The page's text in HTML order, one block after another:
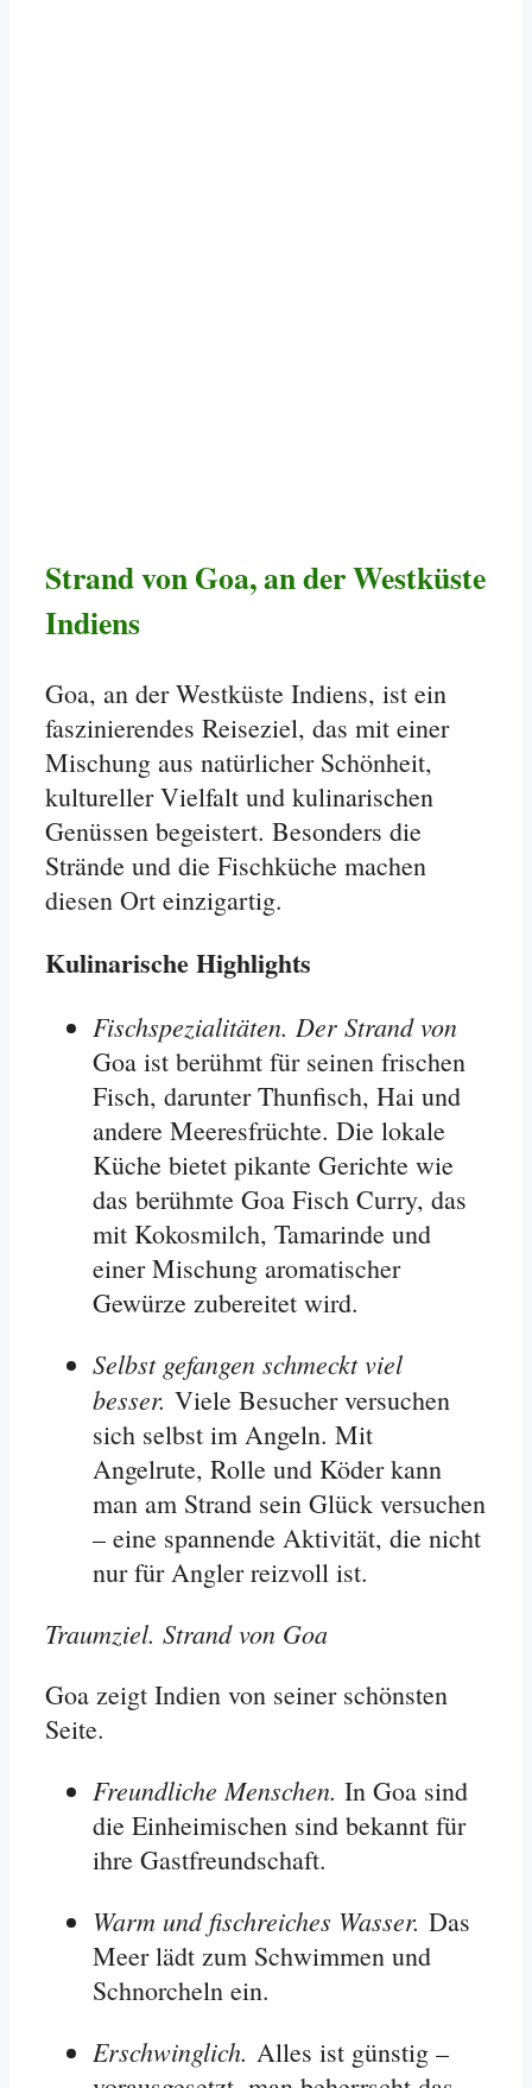
Strand von Goa, an der Westküste
Indiens
Goa, an der Westküste Indiens, ist ein
faszinierendes Reiseziel, das mit einer
Mischung aus natürlicher Schönheit,
kultureller Vielfalt und kulinarischen
Genüssen begeistert. Besonders die
Strände und die Fischküche machen
diesen Ort einzigartig.
Kulinarische Highlights
Fischspezialitäten. Der Strand von
Goa ist berühmt für seinen frischen
Fisch, darunter Thunfisch, Hai und
andere Meeresfrüchte. Die lokale
Küche bietet pikante Gerichte wie
das berühmte Goa Fisch Curry, das
mit Kokosmilch, Tamarinde und
einer Mischung aromatischer
Gewürze zubereitet wird.
Selbst gefangen schmeckt viel
besser. Viele Besucher versuchen
sich selbst im Angeln. Mit
Angelrute, Rolle und Köder kann
man am Strand sein Glück versuchen
– eine spannende Aktivität, die nicht
nur für Angler reizvoll ist.
Traumziel. Strand von Goa
Goa zeigt Indien von seiner schönsten
Seite.
Freundliche Menschen. In Goa sind
die Einheimischen sind bekannt für
ihre Gastfreundschaft.
Warm und fischreiches Wasser. Das
Meer lädt zum Schwimmen und
Schnorcheln ein.
Erschwinglich. Alles ist günstig –